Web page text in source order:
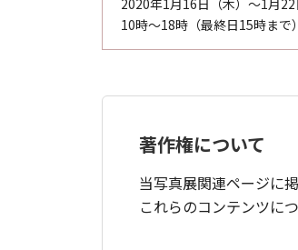
2020年1月16日（木）～1月22
10時～18時（最終日15時まで）
著作権について
当写真展関連ページに
これらのコンテンツに